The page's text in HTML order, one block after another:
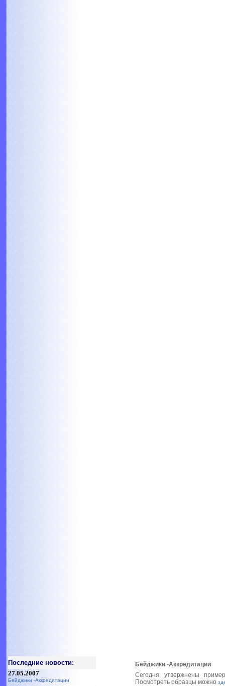
Последние новости:
27.05.2007
Бейджики -Аккредитации
Бейджики -Аккредитации
Сегодня утвержнены
Посмотреть образцы можно